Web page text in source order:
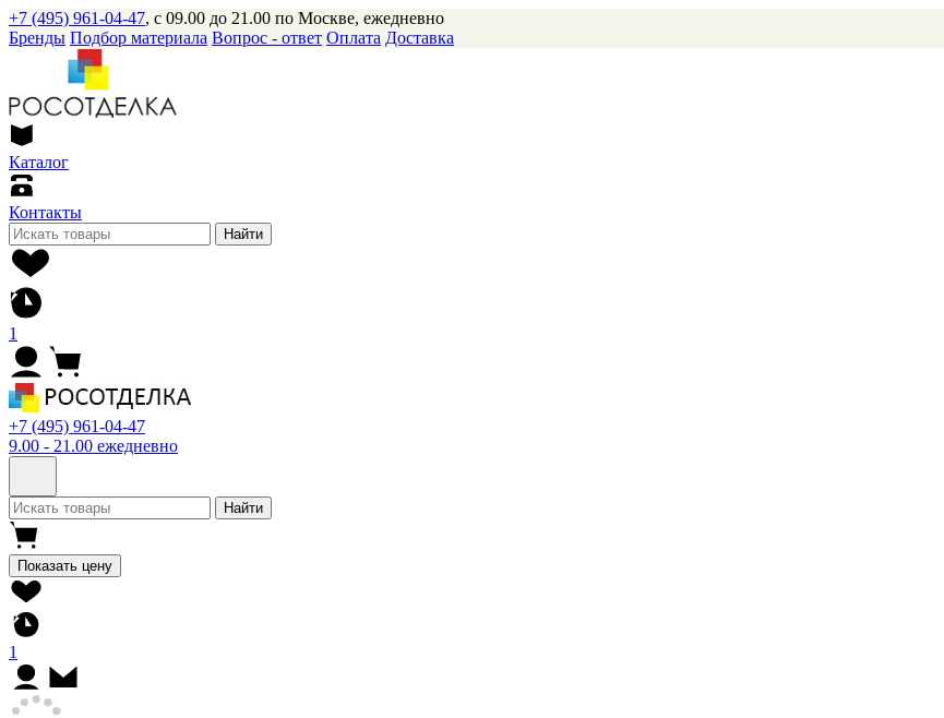
+7 (495) 961-04-47, с 09.00 до 21.00 по Москве, ежедневно
Бренды Подбор материала Вопрос - ответ Оплата Доставка
Каталог
Контакты
Найти
1
+7 (495) 961-04-47
9.00 - 21.00 ежедневно
Найти
Показать цену
1